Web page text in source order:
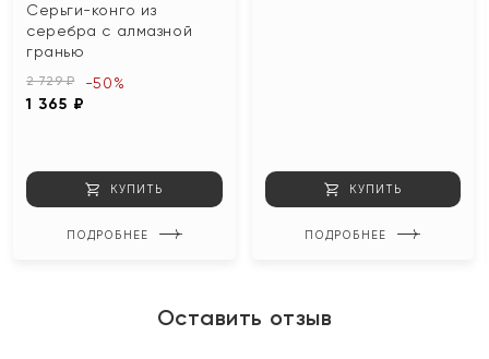
Серьги-конго из
серебра с алмазной
гранью
2 729 ₽
1 365 ₽
-50%
КУПИТЬ
ПОДРОБНЕЕ
КУПИТЬ
ПОДРОБНЕЕ
Оставить отзыв